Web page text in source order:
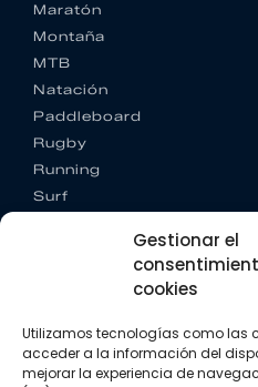
Gestionar el
cookies
Utilizamos tecnologías como las
acceder a la información del
mejorar la experiencia de
Maratón
Montaña
MTB
Natación
Paddleboard
Rugby
Running
Surf
CONTACTO
+34 662 342 177
info@vkssport.com